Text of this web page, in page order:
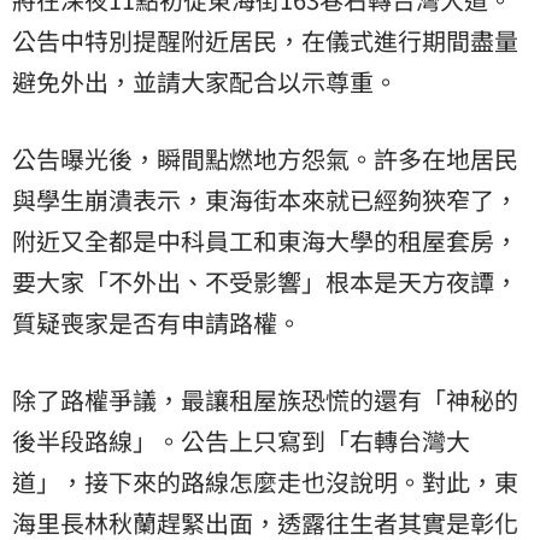
公告中特別提醒附近居民，在儀式進行期間盡量
避免外出，並請大家配合以示尊重。
公告曝光後，瞬間點燃地方怨氣。許多在地居民
與學生崩潰表示，東海街本來就已經夠狹窄了，
附近又全都是中科員工和東海大學的租屋套房，
要大家「不外出、不受影響」根本是天方夜譚，
質疑喪家是否有申請路權。
除了路權爭議，最讓租屋族恐慌的還有「神秘的
後半段路線」。公告上只寫到「右轉台灣大
道」，接下來的路線怎麼走也沒說明。對此，東
海里長林秋蘭趕緊出面，透露往生者其實是彰化